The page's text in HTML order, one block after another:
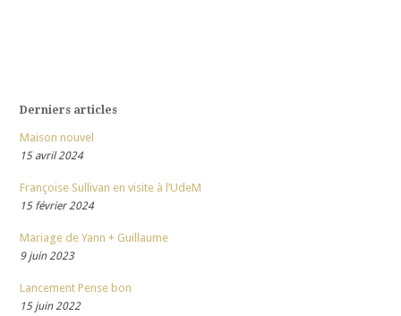
Derniers articles
Maison nouvel
15 avril 2024
Françoise Sullivan en visite à l’UdeM
15 février 2024
Mariage de Yann + Guillaume
9 juin 2023
Lancement Pense bon
15 juin 2022